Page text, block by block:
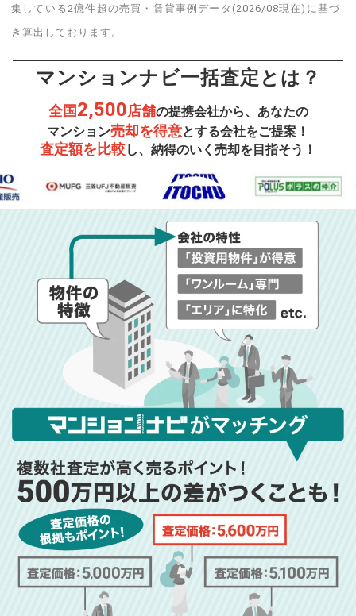
集している2億件超の売買・賃貸事例データ(2026/08現在)に基づ
き算出しております。
マンションナビ一括査定とは？
全国2,500店舗の提携会社から、あなたの
マンション売却を得意とする会社をご提案！
査定額を比較し、納得のいく売却を目指そう！